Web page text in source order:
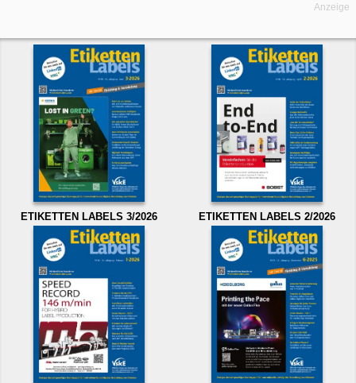
Anzeige
ETIKETTEN LABELS 3/2026 ETIKETTEN LABELS 2/2026